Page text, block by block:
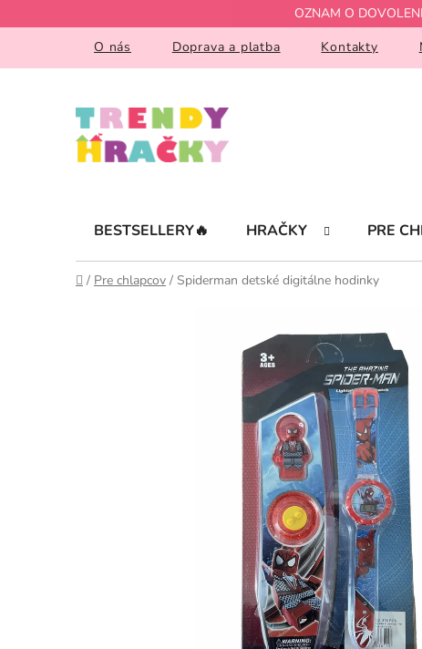
na
OZNAM O
O nás
Doprava a platba Kontakty
BESTSELLERY🔥 HRAČKY PRE
Domov
/ Pre chlapcov / Spiderman detské digitálne hodinky